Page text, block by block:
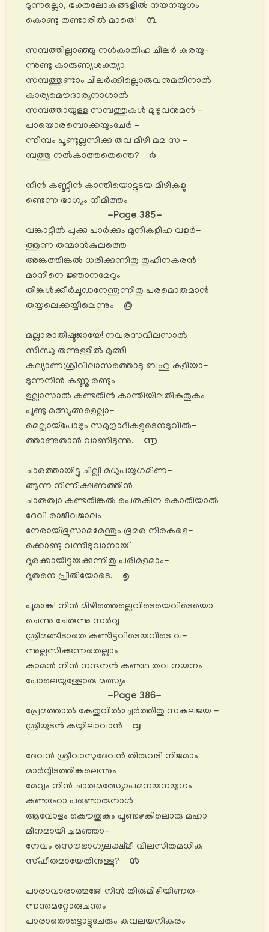
ടുന്നല്ലൊ, ഭക്തലോകങ്ങളിൽ നയനയുഗം
കൊണ്ടു തണ്ടാരിൽ മാതെ! ൩
സമ്പത്തില്ലാഞ്ഞു നൾകാതിഹ ചിലർ കരയു-
ന്നുണ്ടു കാരുണ്യശക്ത്യാ
സമ്പത്തുണ്ടാം ചിലർക്കില്ലൊരുവനുമതിനാൽ
കാര്യമൌദാര്യനാശാൽ
സമ്പത്തായുള്ള സമ്പത്തുകൾ മുഴുവനുമൻ -
പായൊരമ്പൊക്കയുംചേർ -
ന്നിമ്പം പൂണ്ടുല്ലസിക്കു തവ മിഴി മമ സ -
മ്പത്തു നൽകാത്തതെന്തെ? ൪
നിൻ കണ്ണിൻ കാന്തിയൊട്ടുടയ മിഴികളു
ണ്ടെന്ന ഭാഗ്യം നിമിത്തം
-Page 385-
വങ്കാട്ടിൽ പുക്കു പാർക്കും മുനികളിഹ വളർ-
ത്തുന്ന തന്മാൻകുലത്തെ
അങ്കത്തിങ്കൽ ധരിക്കുന്നിതു തുഹിനകരൻ
മാനിനെ ജ്ഞാനമേറും
തിങ്കൾക്കീർചൂഡനേന്തുന്നിതു പരമൊരുമാൻ
തയ്യലെക്കയ്യിലെന്നും ൫
മല്ലാരാതീഷ്ടജായേ! നവരസവിലസാൽ
സിന്ധു തന്നുള്ളിൽ മുങ്ങി
കല്യാണശ്രീവിലാസത്തൊടു ബഹു കളിയാ-
ടുന്നനിൻ കണ്ണു രണ്ടും
ഉല്ലാസാൽ കണ്ടതിൻ കാന്തിയിലതികുതുകം
പൂണ്ടു മത്സ്യങ്ങളെല്ലാ-
മെല്ലായ്പോഴും സമുദ്രാദികളുടെനടുവിൽ-
ത്താണുതാൻ വാണിടുന്നു. ൬
ചാരത്തായിട്ടു ചില്ലീ മധുപയുഗമിണ-
ങ്ങുന്ന നിന്നീക്ഷണത്തിൻ
ചാരുത്വാ കണ്ടതിങ്കൽ പെരുകിന കൊതിയാൽ
ദേവി രാജീവജാലം
നേരായ്ഭ്രൂസാമമേന്തും ഭ്രമര നിരകളെ-
ക്കൊണ്ടു വന്നീടുവാനായ്
ദൂരക്കായിട്ടയക്കുന്നിതു പരിമളമാം-
ദൂതനെ പ്രീതിയോടെ. ൭
പൂമങ്കേ! നിൻ മിഴിത്തെല്ലെവിടെയെവിടെയൊ
ചെന്നു ചേരുന്നു സർവ്വ
ശ്രീമങ്ങീടാതെ കണ്ടിട്ടവിടെയവിടെ വ-
ന്നുല്ലസിക്കുന്നതെല്ലാം
കാമൻ നിൻ നന്ദനൻ കണ്ടഥ തവ നയനം
പോലെയുള്ളോരു മത്സ്യം
-Page 386-
പ്രേമത്താൽ കേതുവിൽച്ചേർത്തിതു സകലജയ -
ശ്രീയുടൻ കയ്യിലാവാൻ ൮
ദേവൻ ശ്രീവാസുദേവൻ തിരുവടി നിജമാം
മാർവ്വിടത്തിങ്കലെന്നും
മേവും നിൻ ചാരുമത്സ്യോപമനയനയുഗം
കണ്ടഹോ പണ്ടൊരുനാൾ
ആവോളം കൌതുകം പൂണ്ടഴകിലൊരു മഹാ
മീനമായി ച്ചമഞ്ഞാ-
നേവം സൌഭാഗ്യലക്ഷ്മീ വിലസിതമധിക
സ്ഫീതമായേതിനുള്ളു? ൯
പാരാവാരാത്മജേ! നിൻ തിരുമിഴിയിണത-
ന്നന്തമറ്റോരുചന്തം
പാരാതൊട്ടൊട്ടുചേരും കുവലയനികരം